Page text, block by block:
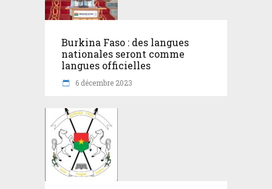
Burkina Faso : des langues
nationales seront comme
langues officielles
6 décembre 2023